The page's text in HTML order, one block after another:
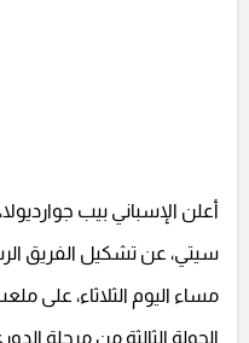
أعلن الإسباني بيب
سيتي، عن تشكيل الفريق
مساء اليوم الثلاثاء، على
الجولة الثالثة من مرحلة